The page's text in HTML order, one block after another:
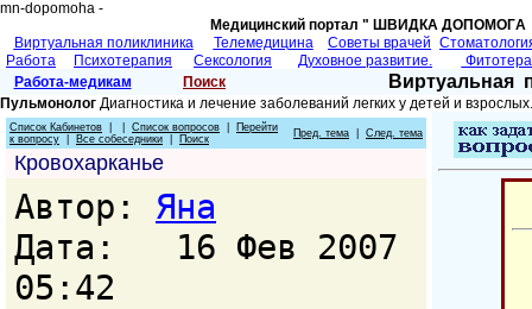
mn-dopomoha -
Медицинский портал " ШВИДКА
Виртуальная поликлиника
Телемедицина Советы врачей
Работа
Психотерапия Сексология Духовное развитие.
Работа-медикам
Поиск Виртуальная
Пульмонолог Диагностика и лечение заболеваний легких у детей и
Список Кабинетов Список вопросов
Перейти
к вопросу
Все собеседники Поиск Пред. тема След. тема
Кровохарканье
Автор: Яна
Дата: 16 Фев 2007
05:42